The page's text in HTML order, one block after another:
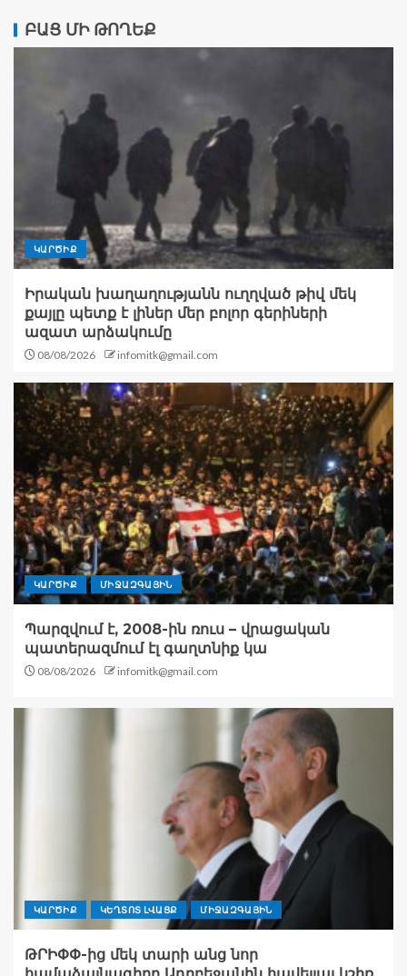
ԲԱՑ ՄԻ ԹՈՂԵՔ
ԿԱՐԾԻՔ
Իրական խաղաղությանն ուղղված թիվ մեկ
քայլը պետք է լիներ մեր բոլոր գերիների
ազատ արձակումը
08/08/2026 infomitk@gmail.com
ԿԱՐԾԻՔ ՄԻՋԱԶԳԱՅԻՆ
Պարզվում է, 2008-ին ռուս – վրացական
պատերազմում էլ գաղտնիք կա
08/08/2026 infomitk@gmail.com
ԿԱՐԾԻՔ ԿԵՂՏՈՏ ԼՎԱՑՔ ՄԻՋԱԶԳԱՅԻՆ
ԹՐԻՓՓ-ից մեկ տարի անց նոր